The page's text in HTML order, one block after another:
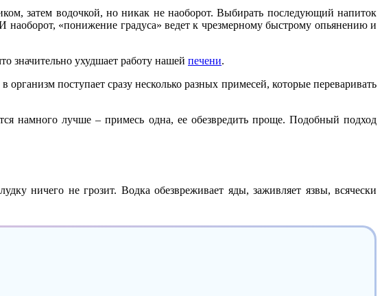
затем водочкой, но никак не наоборот. Выбирать последующий напиток
«понижение градуса» ведет к чрезмерному быстрому опьянению и
значительно ухудшает работу нашей печени.
поступает сразу несколько разных примесей, которые переваривать
намного лучше – примесь одна, ее обезвредить проще. Подобный подход
ничего не грозит. Водка обезвреживает яды, заживляет язвы, всячески